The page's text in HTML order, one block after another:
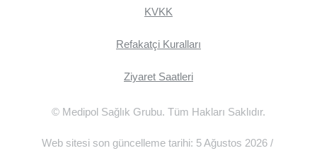
KVKK
Refakatçi Kuralları
Ziyaret Saatleri
© Medipol Sağlık Grubu. Tüm Hakları Saklıdır.
Web sitesi son güncelleme tarihi: 5 Ağustos 2026 /